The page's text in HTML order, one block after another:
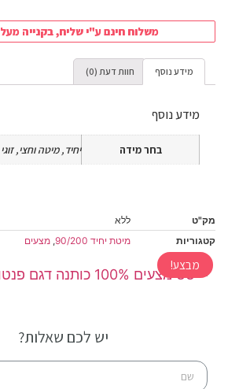
משלוח חינם ע"י שליח, בקנייה מעל 399 ₪
מידע נוסף חוות דעת (0)
מידע נוסף
בחר מידה יחיד, מיטה וחצי, זוגי
מק"ט
ללא
קטגוריות
מיטת יחיד 90/200 , מצעים
מבצע!
יש לכם שאלות?